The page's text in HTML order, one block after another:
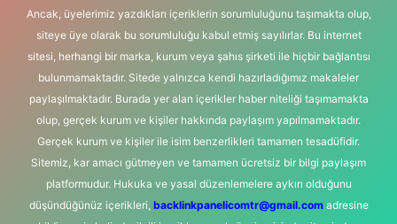
Ancak, üyelerimiz yazdıkları içeriklerin sorumluluğunu taşımakta olup,
siteye üye olarak bu sorumluluğu kabul etmiş sayılırlar. Bu internet
sitesi, herhangi bir marka, kurum veya şahıs şirketi ile hiçbir bağlantısı
bulunmamaktadır. Sitede yalnızca kendi hazırladığımız makaleler
paylaşılmaktadır. Burada yer alan içerikler haber niteliği taşımamakta
olup, gerçek kurum ve kişiler hakkında paylaşım yapılmamaktadır.
Gerçek kurum ve kişiler ile isim benzerlikleri tamamen tesadüfidir.
Sitemiz, kar amacı gütmeyen ve tamamen ücretsiz bir bilgi paylaşım
platformudur. Hukuka ve yasal düzenlemelere aykırı olduğunu
düşündüğünüz içerikleri, backlinkpanelicomtr@gmail.comadresine